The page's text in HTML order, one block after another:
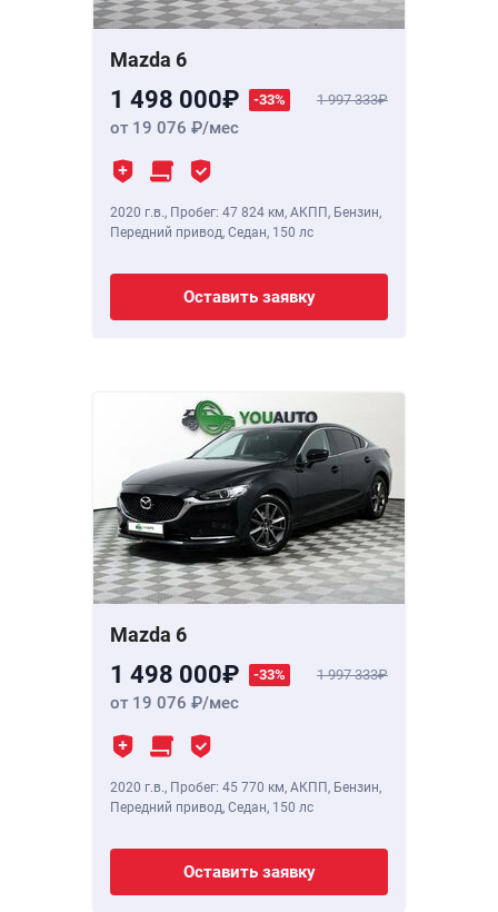
Mazda 6
1 498 000 -33% 1 997 333
от 19 076 /мес
2020 г.в., Пробег: 47 824 км, АКПП, Бензин,
Передний привод, Седан, 150 лс
Оставить заявку
Mazda 6
1 498 000 -33% 1 997 333
от 19 076 /мес
2020 г.в., Пробег: 45 770 км, АКПП, Бензин,
Передний привод, Седан, 150 лс
Оставить заявку